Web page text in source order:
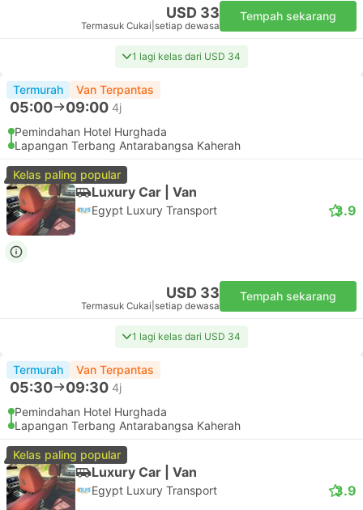
USD 33
Termasuk Cukai setiap dewasa
Tempah sekarang
1 lagi kelas dari USD 34
Termurah Van Terpantas
05:00 09:00 4j
Pemindahan Hotel Hurghada
Lapangan Terbang Antarabangsa Kaherah
Kelas paling popular
Luxury Car | Van
Egypt Luxury Transport 3.9
USD 33
Termasuk Cukai setiap dewasa
Tempah sekarang
1 lagi kelas dari USD 34
Termurah Van Terpantas
05:30 09:30 4j
Pemindahan Hotel Hurghada
Lapangan Terbang Antarabangsa Kaherah
Kelas paling popular
Luxury Car | Van
Egypt Luxury Transport 3.9